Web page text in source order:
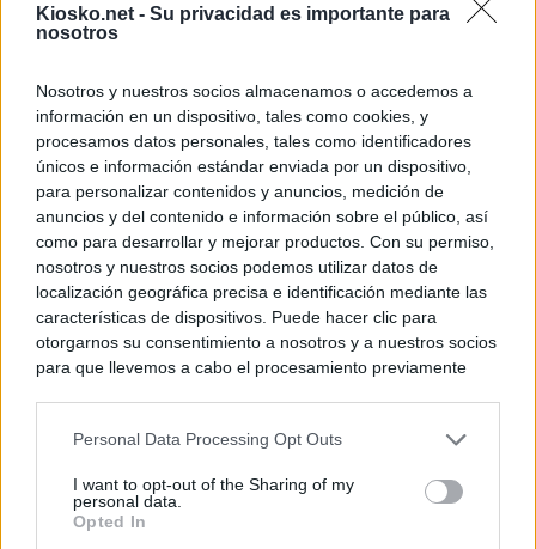
Kiosko.net - Su privacidad es importante para
nosotros
Nosotros y nuestros socios almacenamos o accedemos a
información en un dispositivo, tales como cookies, y
procesamos datos personales, tales como identificadores
únicos e información estándar enviada por un dispositivo,
para personalizar contenidos y anuncios, medición de
anuncios y del contenido e información sobre el público, así
como para desarrollar y mejorar productos. Con su permiso,
nosotros y nuestros socios podemos utilizar datos de
localización geográfica precisa e identificación mediante las
características de dispositivos. Puede hacer clic para
otorgarnos su consentimiento a nosotros y a nuestros socios
para que llevemos a cabo el procesamiento previamente
negar su consentimiento. Tenga en cuenta que algún
de su consentimiento, pero usted tiene el derecho de
rechazar tal procesamiento. Sus preferencias se aplicarán
Personal Data Processing Opt Outs
I want to opt-out of the Sharing of my
personal data.
Opted In